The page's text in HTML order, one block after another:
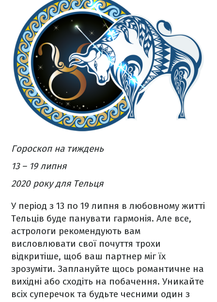
Гороскоп на тиждень
13 – 19 липня
2020 року для Тельця
У період з 13 по 19 липня в любовному житті
Тельців буде панувати гармонія. Але все,
астрологи рекомендують вам
висловлювати свої почуття трохи
відкритіше, щоб ваш партнер міг їх
зрозуміти. Заплануйте щось романтичне на
вихідні або сходіть на побачення. Уникайте
всіх суперечок та будьте чесними один з